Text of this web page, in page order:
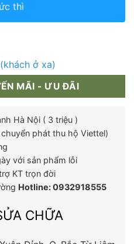
thì
ở xa)
MÃI - ƯU ĐÃI
Hà Nội ( 3 triệu )
phát thu hộ Viettel)
với sản phẩm lỗi
KT trọn đời
Hotline: 0932918555
CHỮA